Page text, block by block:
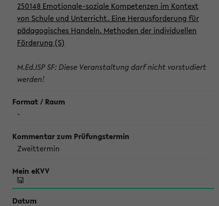
250148 Emotionale-soziale Kompetenzen im Kontext
von Schule und Unterricht. Eine Herausforderung für
pädagogisches Handeln. Methoden der individuellen
Förderung (S)
M.Ed.ISP SF: Diese Veranstaltung darf nicht vorstudiert
werden!
-
Zweittermin